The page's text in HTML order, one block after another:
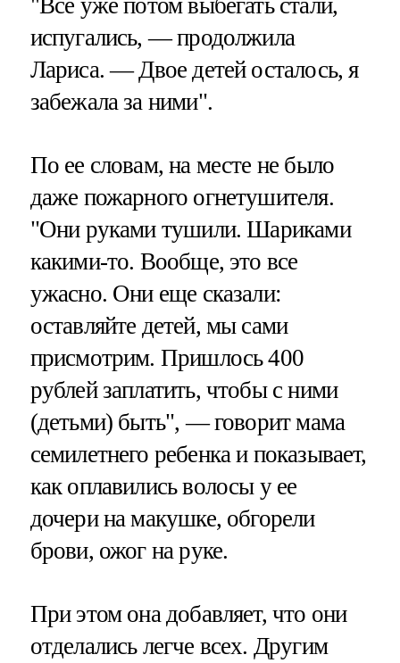
испугались, — продолжила
Лариса. — Двое детей осталось, я
забежала за ними".
По ее словам, на месте не было
даже пожарного огнетушителя.
"Они руками тушили. Шариками
какими-то. Вообще, это все
ужасно. Они еще сказали:
оставляйте детей, мы сами
присмотрим. Пришлось 400
рублей заплатить, чтобы с ними
(детьми) быть", — говорит мама
семилетнего ребенка и показывает,
как оплавились волосы у ее
дочери на макушке, обгорели
брови, ожог на руке.
При этом она добавляет, что они
отделались легче всех. Другим